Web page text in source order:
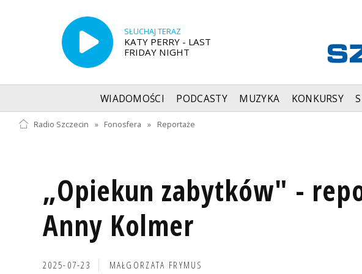
SŁUCHAJ TERAZ
KATY PERRY - LAST
FRIDAY NIGHT
WIADOMOŚCI PODCASTY MUZYKA KONKURSY
Radio Szczecin » Fonosfera » Reportaże
„Opiekun zabytków" -
Anny Kolmer
2025-07-23 MAŁGORZATA FRYMUS